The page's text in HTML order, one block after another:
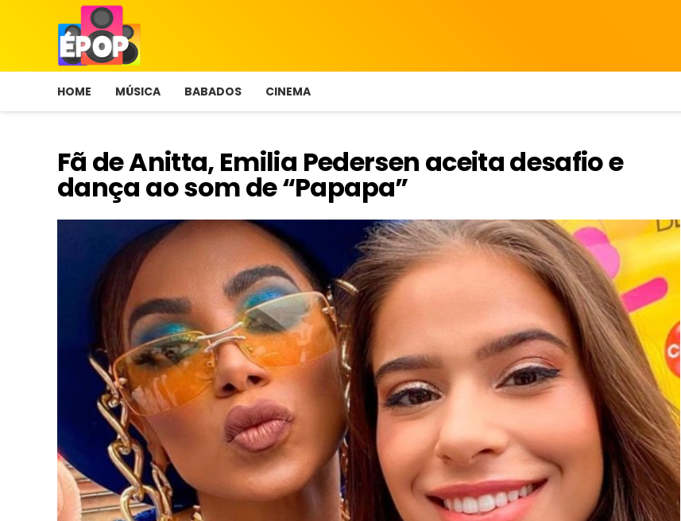
HOME MÚSICA BABADOS CINEMA
Fã de Anitta, Emilia Pedersen aceita desafio e
dança ao som de “Papapa”